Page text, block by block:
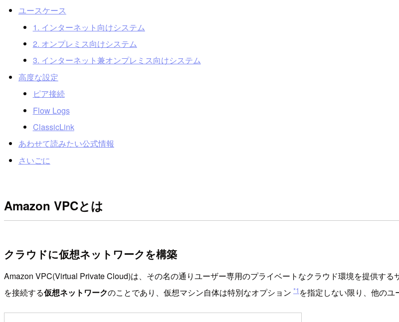
ユースケース
1. インターネット向けシステム
2. オンプレミス向けシステム
3. インターネット兼オンプレミス向けシステム
高度な設定
ピア接続
Flow Logs
ClassicLink
あわせて読みたい公式情報
さいごに
Amazon VPCとは
クラウドに仮想ネットワークを構築
Amazon VPC(Virtual Private Cloud)は、その名の通りユーザー専用のプライベートなクラウド環境を提供す
を接続する仮想ネットワークのことであり、仮想マシン自体は特別なオプション *1 を指定しない限り、他のユ